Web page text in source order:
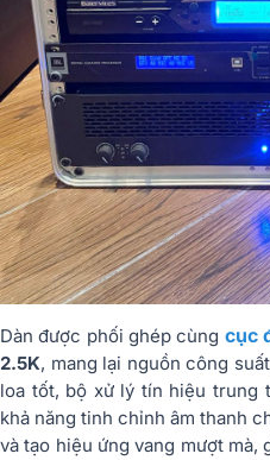
Dàn được phối ghép cùng cục
2.5K, mang lại nguồn công
loa tốt, bộ xử lý tín hiệu trung
khả năng tinh chỉnh âm thanh
và tạo hiệu ứng vang mượt mà,